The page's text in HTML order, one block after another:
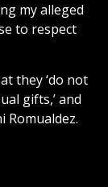
my alleged
to respect
they ‘do not
gifts,’ and
Romualdez.